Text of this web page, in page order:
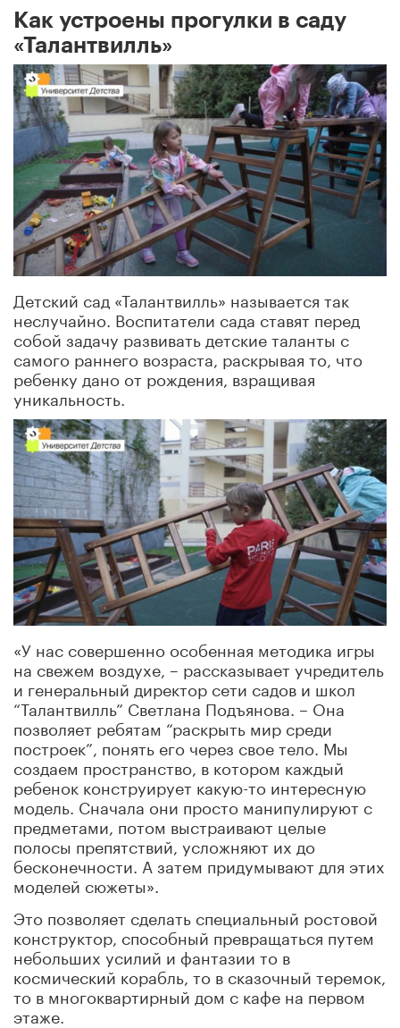
Как устроены прогулки в саду
«Талантвилль»
Детский сад «Талантвилль» называется так
неслучайно. Воспитатели сада ставят перед
собой задачу развивать детские таланты с
самого раннего возраста, раскрывая то, что
ребенку дано от рождения, взращивая
уникальность.
«У нас совершенно особенная методика игры
на свежем воздухе, – рассказывает учредитель
и генеральный директор сети садов и школ
“Талантвилль” Светлана Подъянова. – Она
позволяет ребятам “раскрыть мир среди
построек”, понять его через свое тело. Мы
создаем пространство, в котором каждый
ребенок конструирует какую-то интересную
модель. Сначала они просто манипулируют с
предметами, потом выстраивают целые
полосы препятствий, усложняют их до
бесконечности. А затем придумывают для этих
моделей сюжеты».
Это позволяет сделать специальный ростовой
конструктор, способный превращаться путем
небольших усилий и фантазии то в
космический корабль, то в сказочный теремок,
то в многоквартирный дом с кафе на первом
этаже.